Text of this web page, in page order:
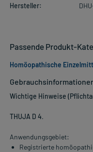
Hersteller:
Wichtige Hinweise
THUJA D 4.
Anwendungsgebiet:
Registrierte
Passende Produkt-
Homöopathische